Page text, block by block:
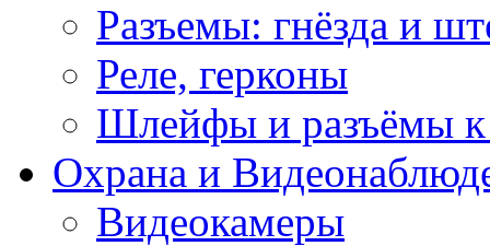
Разъемы: гнёзда и
Реле, герконы
Шлейфы и разъёмы
Охрана и
Видеокамеры